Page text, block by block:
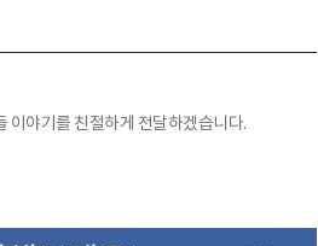
이야기를 친절하게 전달하겠습니다.